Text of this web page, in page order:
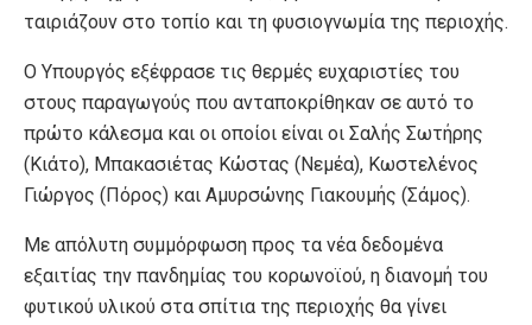
ταιριάζουν στο τοπίο και τη φυσιογνωμία της περιοχής.
Ο Υπουργός εξέφρασε τις θερμές ευχαριστίες του
στους παραγωγούς που ανταποκρίθηκαν σε αυτό το
πρώτο κάλεσμα και οι οποίοι είναι οι Σαλής Σωτήρης
(Κιάτο), Μπακασιέτας Κώστας (Νεμέα), Κωστελένος
Γιώργος (Πόρος) και Αμυρσώνης Γιακουμής (Σάμος).
Με απόλυτη συμμόρφωση προς τα νέα δεδομένα
εξαιτίας την πανδημίας του κορωνοϊού, η διανομή του
φυτικού υλικού στα σπίτια της περιοχής θα γίνει